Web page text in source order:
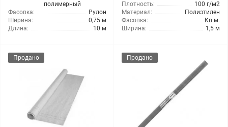
полимерный
Фасовка:
Рулон
Ширина:
0,75 м
Длина:
10 м
Плотность:
100 г/м2
Материал:
Полиэтилен
Фасовка:
Кв.м.
Ширина:
1,5 м
Продано Продано